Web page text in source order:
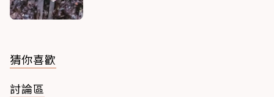
猜你喜歡
討論區